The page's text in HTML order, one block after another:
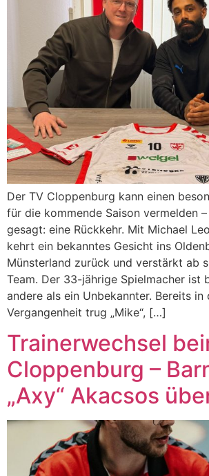
Der TV Cloppenburg kann einen
für die kommende Saison vermelden
gesagt: eine Rückkehr. Mit Michael
kehrt ein bekanntes Gesicht ins
Münsterland zurück und verstärkt ab
Team. Der 33-jährige Spielmacher ist
andere als ein Unbekannter. Bereits in
Vergangenheit trug „Mike“, […]
Trainerwechsel
Cloppenburg –
„Axy“ Akacsos